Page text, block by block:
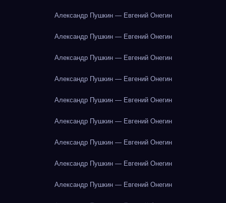
Александр Пушкин — Евгений Онегин
Александр Пушкин — Евгений Онегин
Александр Пушкин — Евгений Онегин
Александр Пушкин — Евгений Онегин
Александр Пушкин — Евгений Онегин
Александр Пушкин — Евгений Онегин
Александр Пушкин — Евгений Онегин
Александр Пушкин — Евгений Онегин
Александр Пушкин — Евгений Онегин